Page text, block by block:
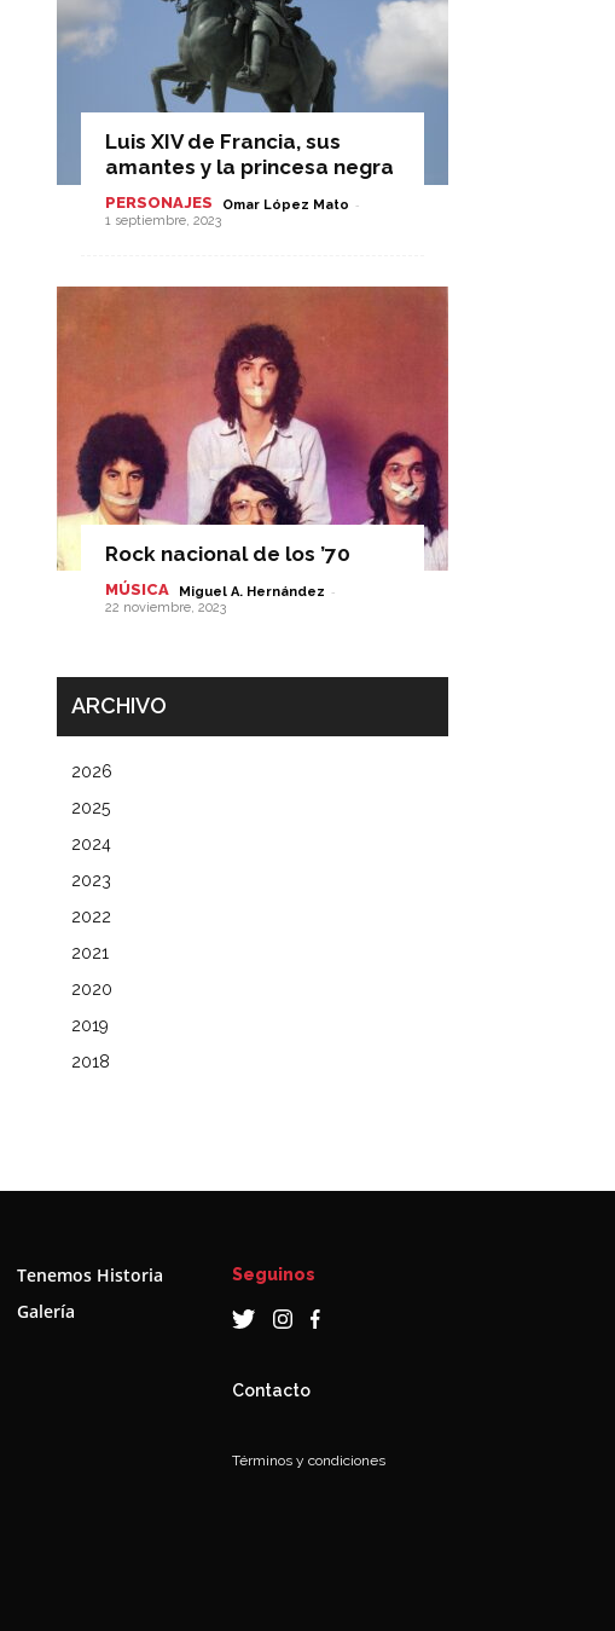
Luis XIV de Francia, sus
amantes y la princesa negra
PERSONAJES Omar López Mato -
1 septiembre, 2023
Rock nacional de los ’70
MÚSICA Miguel A. Hernández -
22 noviembre, 2023
ARCHIVO
2026
2025
2024
2023
2022
2021
2020
2019
2018
Tenemos Historia
Galería
Seguinos
Contacto
Términos y condiciones